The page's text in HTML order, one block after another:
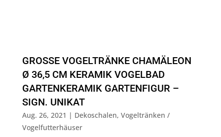
GROSSE VOGELTRÄNKE CHAMÄLEON Ø
36,5 CM KERAMIK VOGELBAD G
ARTENKERAMIK GARTENFIGUR – S
IGN. UNIKAT
Aug. 26, 2021 | Dekoschalen, Vogeltränken /
Vogelfutterhäuser